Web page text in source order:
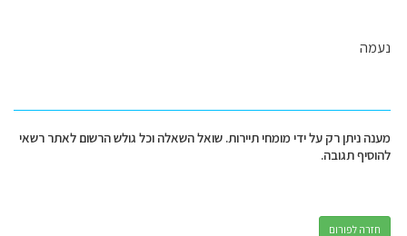
נעמה
מענה ניתן רק על ידי מומחי תיירות. שואל השאלה וכל גולש הרשום לאתר רשאי
להוסיף תגובה.
חזרה לפורום